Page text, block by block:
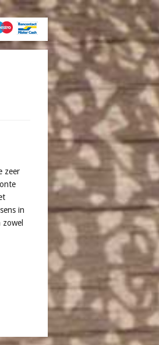
zeer
in